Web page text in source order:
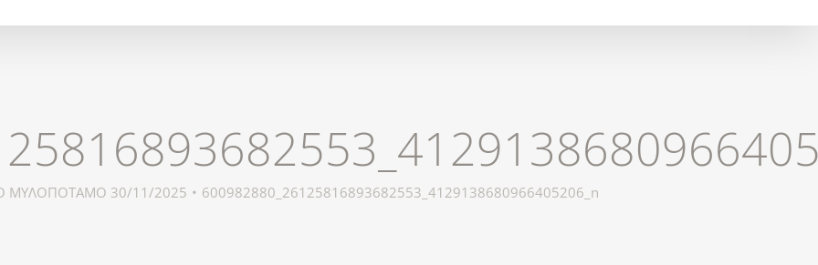
ΜΥΛΟΠΟΤΑΜΟ 30/11/2025 600982880_26125816893682553_4129138680966405206_n